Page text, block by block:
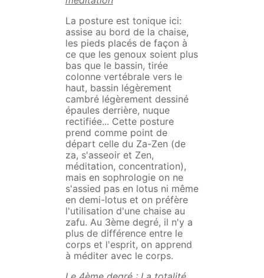
La posture est tonique ici:
assise au bord de la chaise,
les pieds placés de façon à
ce que les genoux soient plus
bas que le bassin, tirée
colonne vertébrale vers le
haut, bassin légèrement
cambré légèrement dessiné
épaules derrière, nuque
rectifiée... Cette posture
prend comme point de
départ celle du Za-Zen (de
za, s'asseoir et Zen,
méditation, concentration),
mais en sophrologie on ne
s'assied pas en lotus ni même
en demi-lotus et on préfère
l'utilisation d'une chaise au
zafu. Au 3ème degré, il n'y a
plus de différence entre le
corps et l'esprit, on apprend
à méditer avec le corps.